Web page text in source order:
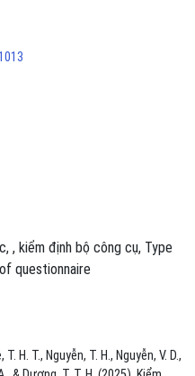
H. T., Nguyễn, T. H., Nguyễn, V. D.,
, kiểm định bộ công cụ Type
questionnaire